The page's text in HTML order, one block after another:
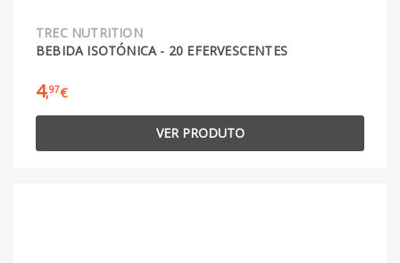
TREC NUTRITION
BEBIDA ISOTÓNICA - 20 EFERVESCENTES
4,97€
VER PRODUTO